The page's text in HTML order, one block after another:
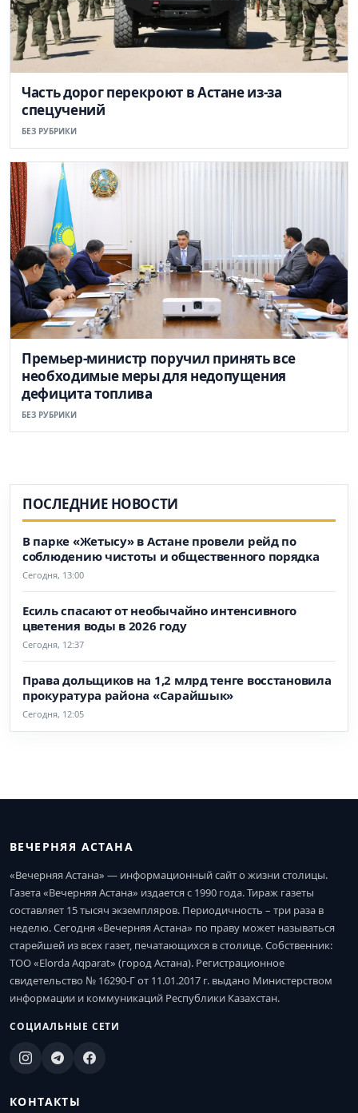
Часть дорог перекроют в Астане из-за
спецучений
БЕЗ РУБРИКИ
Премьер-министр поручил принять все
необходимые меры для недопущения
дефицита топлива
БЕЗ РУБРИКИ
ПОСЛЕДНИЕ НОВОСТИ
В парке «Жетысу» в Астане провели рейд по
соблюдению чистоты и общественного порядка
Сегодня, 13:00
Есиль спасают от необычайно интенсивного
цветения воды в 2026 году
Сегодня, 12:37
Права дольщиков на 1,2 млрд тенге восстановила
прокуратура района «Сарайшык»
Сегодня, 12:05
ВЕЧЕРНЯЯ АСТАНА
«Вечерняя Астана» — информационный сайт о жизни столицы.
Газета «Вечерняя Астана» издается с 1990 года. Тираж газеты
составляет 15 тысяч экземпляров. Периодичность – три раза в
неделю. Сегодня «Вечерняя Астана» по праву может называться
старейшей из всех газет, печатающихся в столице. Собственник:
ТОО «Elorda Aqparat» (город Астана). Регистрационное
свидетельство № 16290-Г от 11.01.2017 г. выдано Министерством
информации и коммуникаций Республики Казахстан.
СОЦИАЛЬНЫЕ СЕТИ
КОНТАКТЫ